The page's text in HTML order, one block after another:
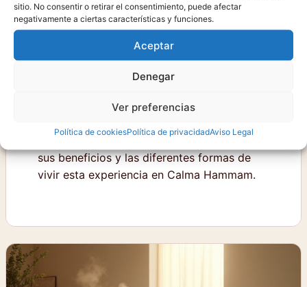
sitio. No consentir o retirar el consentimiento, puede afectar
negativamente a ciertas características y funciones.
Aceptar
Denegar
Ver preferencias
Política de cookiesPolítica de privacidadAviso Legal
HAMMAM
Qué es un baño turco y cuáles
son sus beneficios para cuerpo y
mente
hammam es un ritual de bienestar que invita
equilibrio entre cuerpo y mente. Descubre
sus beneficios y las diferentes formas de
vivir esta experiencia en Calma Hammam.